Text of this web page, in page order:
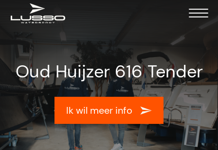
Oud Huijzer 616 Tender
Ik wil meer info